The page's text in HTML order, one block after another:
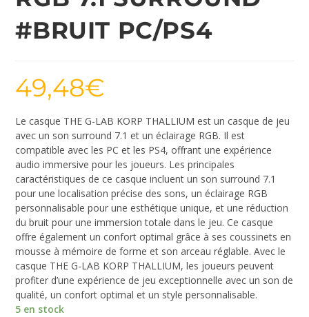
#BRUIT PC/PS4
49,48€
Le casque THE G-LAB KORP THALLIUM est un casque de jeu
avec un son surround 7.1 et un éclairage RGB. Il est
compatible avec les PC et les PS4, offrant une expérience
audio immersive pour les joueurs. Les principales
caractéristiques de ce casque incluent un son surround 7.1
pour une localisation précise des sons, un éclairage RGB
personnalisable pour une esthétique unique, et une réduction
du bruit pour une immersion totale dans le jeu. Ce casque
offre également un confort optimal grâce à ses coussinets en
mousse à mémoire de forme et son arceau réglable. Avec le
casque THE G-LAB KORP THALLIUM, les joueurs peuvent
profiter d’une expérience de jeu exceptionnelle avec un son de
qualité, un confort optimal et un style personnalisable.
5 en stock